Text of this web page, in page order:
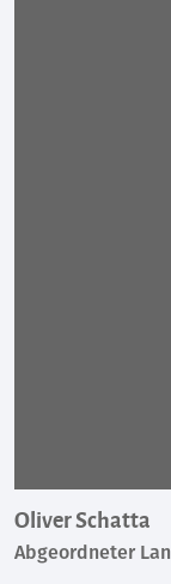
Oliver Schatta
Abgeordneter